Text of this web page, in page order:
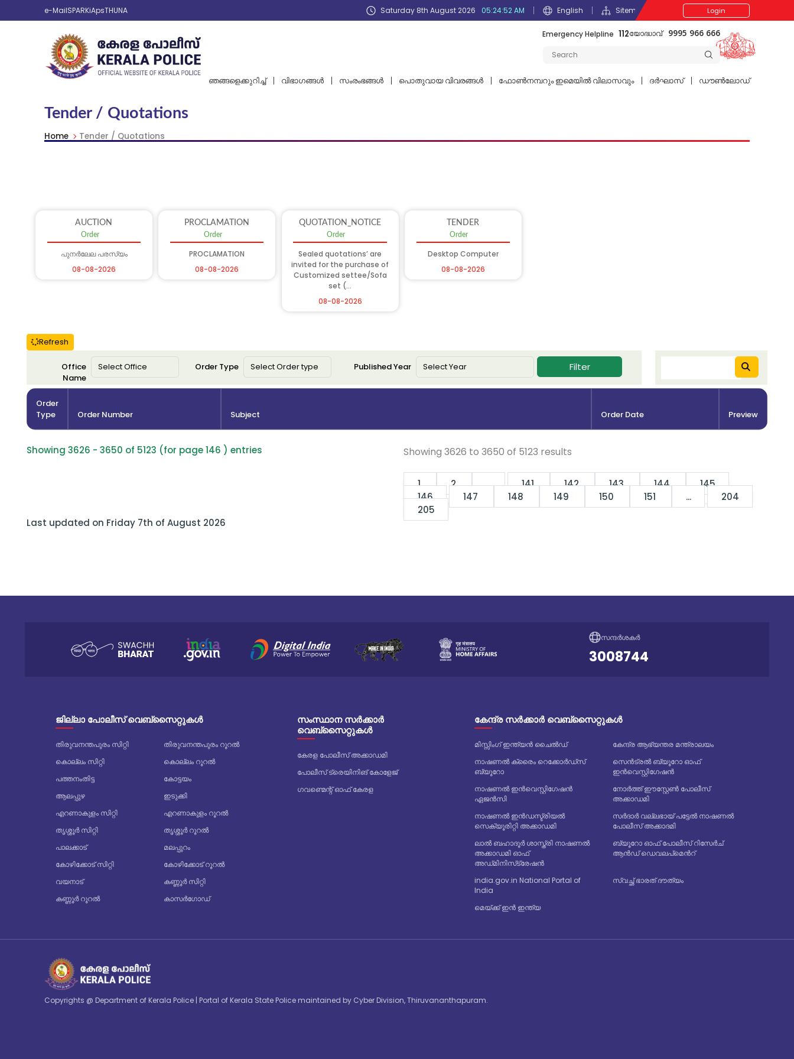
e-MailSPARKiApsTHUNA Saturday 8th August 2026 05:24:52 AM English Sitemap Login
Emergency Helpline 112യോദ്ധാവ് 9995 966 666
ഞങ്ങളെക്കുറിച്ച് വിഭാഗങ്ങള്‍ സംരംഭങ്ങൾ പൊതുവായ വിവരങ്ങള്‍ ഫോണ്‍നമ്പറും ഇമെയില്‍ വിലാസവും ദര്‍ഘാസ് ഡൗൺലോഡ്
Tender / Quotations
Home Tender / Quotations
AUCTION
Order
പുനർലേല പരസ്യം
08-08-2026
PROCLAMATION
Order
PROCLAMATION
08-08-2026
QUOTATION_NOTICE
Order
Sealed quotations’ are
invited for the purchase of
Customized settee/Sofa
set (...
08-08-2026
TENDER
Order
Desktop Computer
08-08-2026
Refresh
Office
Name
Order Type Published Year Filter
Order
Type
Order Number Subject Order Date Preview
Showing 3626 - 3650 of 5123 (for page 146 ) entries Showing3626 to3650 of 5123 results
1 2 ... 141 142 143 144
145
146
147 148 149 150 151 ...
204
205
Last updated on Friday 7th of August 2026
സന്ദർശകർ
3008744
ജില്ലാ പോലീസ് വെബ്സൈറ്റുകൾ
തിരുവനന്തപുരം സിറ്റി
തിരുവനന്തപുരം റൂറൽ
കൊല്ലം സിറ്റി
കൊല്ലം റൂറൽ
പത്തനംതിട്ട
കോട്ടയം
ആലപ്പുഴ
ഇടുക്കി
എറണാകുളം സിറ്റി
എറണാകുളം റൂറൽ
തൃശ്ശൂർ സിറ്റി
തൃശ്ശൂർ റൂറൽ
പാലക്കാട്
മലപ്പുറം
കോഴിക്കോട് സിറ്റി
കോഴിക്കോട് റൂറൽ
വയനാട്
കണ്ണൂർ സിറ്റി
കണ്ണൂർ റൂറൽ
കാസർഗോഡ്
സംസ്ഥാന സർക്കാർ
വെബ്സൈറ്റുകൾ
കേരള പോലീസ് അക്കാഡമി
പോലീസ് ട്രെയിനിങ് കോളേജ്
ഗവണ്മെന്റ് ഓഫ് കേരള
കേന്ദ്ര സർക്കാർ വെബ്സൈറ്റുകൾ
മിസ്സിംഗ് ഇന്ത്യൻ ചൈൽഡ്
കേന്ദ്ര ആഭ്യന്തര മന്ത്രാലയം
നാഷണൽ ക്രൈം റെക്കോർഡ്‌സ്
ബ്യൂറോ
സെൻട്രൽ ബ്യൂറോ ഓഫ്
ഇൻവെസ്റ്റിഗേഷൻ
നാഷണൽ ഇൻവെസ്റ്റിഗേഷൻ
ഏജൻസി
നോർത്ത് ഈസ്റ്റേൺ പോലീസ്
അക്കാഡമി
നാഷണൽ ഇൻഡസ്ട്രിയൽ
സെക്യൂരിറ്റി അക്കാഡമി
സർദാർ വല്ലഭായ് പട്ടേൽ നാഷണൽ
പോലീസ് അക്കാദമി
ലാൽ ബഹാദൂർ ശാസ്ത്രി നാഷണൽ
അക്കാഡമി ഓഫ്
അഡ്‌മിനിസ്‌ട്രേഷൻ
ബ്യൂറോ ഓഫ് പോലീസ് റിസേർച്
ആൻഡ് ഡെവലപ്മെൻറ്
india.gov.in National Portal of
India
സ്വച്ഛ് ഭാരത് ദൗത്യം
മെയ്ക്ക് ഇൻ ഇന്ത്യ
Copyrights @ Department of Kerala Police | Portal of Kerala State Police maintained by Cyber Division, Thiruvananthapuram.